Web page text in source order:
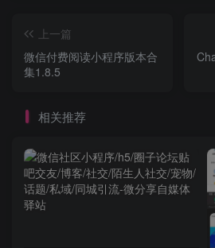
上一篇
微信付费阅读小程序版本合
集1.8.5
相关推荐